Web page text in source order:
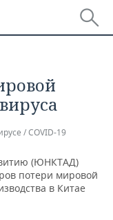
/ COVID-19
(ЮНКТАД)
потери мировой
в Китае